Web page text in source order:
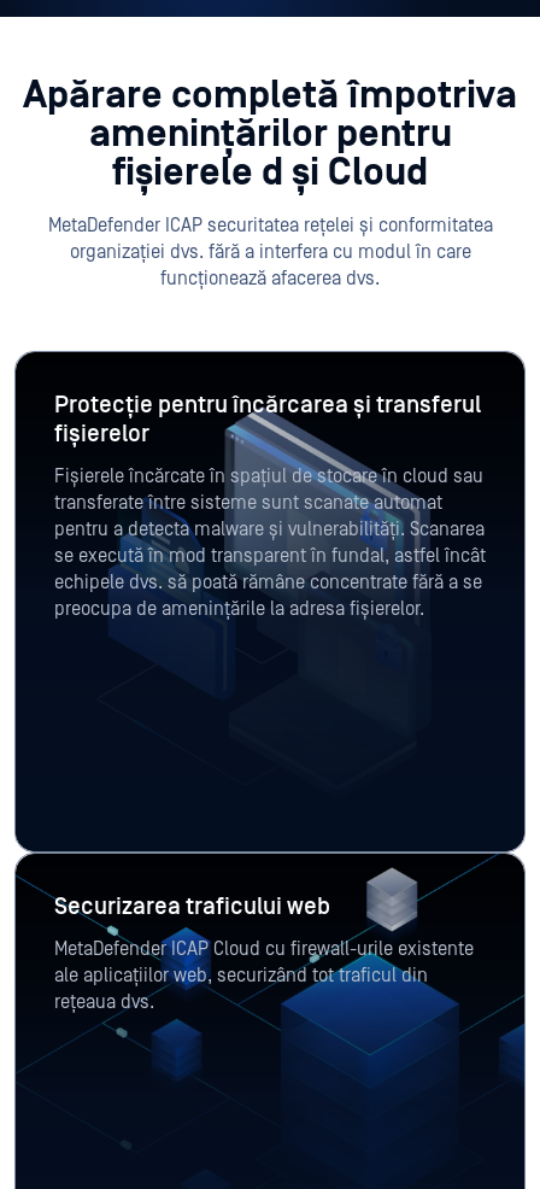
Apărare completă împotriva
amenințărilor pentru
fișierele d și Cloud
MetaDefender ICAP securitatea rețelei și conformitatea
organizației dvs. fără a interfera cu modul în care
funcționează afacerea dvs.
Protecție pentru încărcarea și transferul
fișierelor
Fișierele încărcate în spațiul de stocare în cloud sau
transferate între sisteme sunt scanate automat
pentru a detecta malware și vulnerabilități. Scanarea
se execută în mod transparent în fundal, astfel încât
echipele dvs. să poată rămâne concentrate fără a se
preocupa de amenințările la adresa fișierelor.
Securizarea traficului web
MetaDefender ICAP Cloud cu firewall-urile existente
ale aplicațiilor web, securizând tot traficul din
rețeaua dvs.